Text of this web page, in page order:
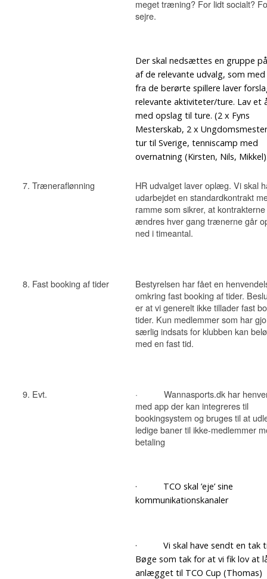
meget træning? For lidt socialt?
sejre.
Der skal nedsættes en gruppe
af de relevante udvalg, som
fra de berørte spillere laver
relevante aktiviteter/ture. Lav et
med opslag til ture. (2 x Fyns
Mesterskab, 2 x
tur til Sverige, tenniscamp med
overnatning (Kirsten, Nils,
7. Træneraflønning
HR udvalget laver oplæg. Vi skal
udarbejdet en standardkontrakt
ramme som sikrer, at
ændres hver gang trænerne går
ned i timeantal.
8. Fast booking af tider
Bestyrelsen har fået en
omkring fast booking af tider.
er at vi generelt ikke tillader fast
tider. Kun medlemmer som har
særlig indsats for klubben kan
med en fast tid.
9. Evt.
· Wannasports.dk har
med app der kan integreres til
bookingsystem og bruges til at
ledige baner til ikke-medlemmer
betaling
· TCO skal ’eje’ sine
kommunikationskanaler
· Vi skal have sendt en tak
Bøge som tak for at vi fik lov at
anlægget til TCO Cup (Thomas)